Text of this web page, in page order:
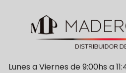
Lunes a Viernes de 9:00hs a